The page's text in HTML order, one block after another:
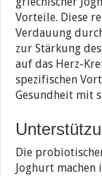
Vorteile. Diese
Verdauung
zur Stärkung
auf das Herz-
spezifischen
Gesundheit mit
Die
Joghurt